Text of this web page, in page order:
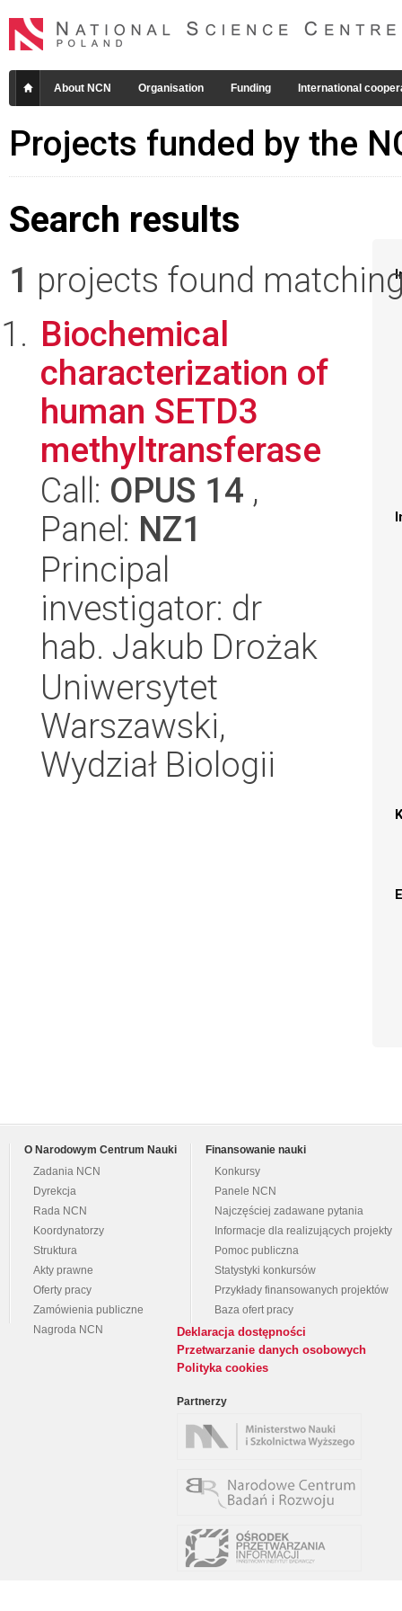
About NCN Organisation Funding International
Projects funded by the
Search results
1 projects found
Biochemical
characterization of
human SETD3
methyltransferase
Call: OPUS 14 ,
Panel: NZ1
Principal
investigator: dr
hab. Jakub Drożak
Uniwersytet
Warszawski,
Wydział Biologii
O Narodowym Centrum Nauki
Zadania NCN
Dyrekcja
Rada NCN
Koordynatorzy
Struktura
Akty prawne
Oferty pracy
Zamówienia publiczne
Nagroda NCN
Finansowanie nauki
Konkursy
Panele NCN
Najczęściej zadawane pytania
Informacje dla realizujących projekty
Pomoc publiczna
Statystyki konkursów
Przykłady finansowanych projektów
Baza ofert pracy
Deklaracja dostępności
Przetwarzanie danych osobowych
Polityka cookies
Partnerzy